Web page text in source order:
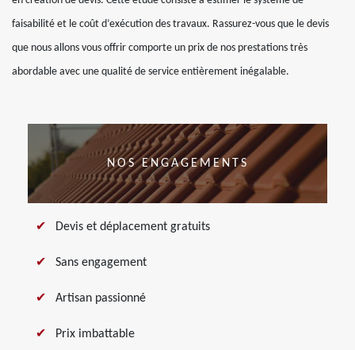
faisabilité et le coût d’exécution des travaux. Rassurez-vous que le devis
que nous allons vous offrir comporte un prix de nos prestations très
abordable avec une qualité de service entièrement inégalable.
NOS ENGAGEMENTS
Devis et déplacement gratuits
Sans engagement
Artisan passionné
Prix imbattable